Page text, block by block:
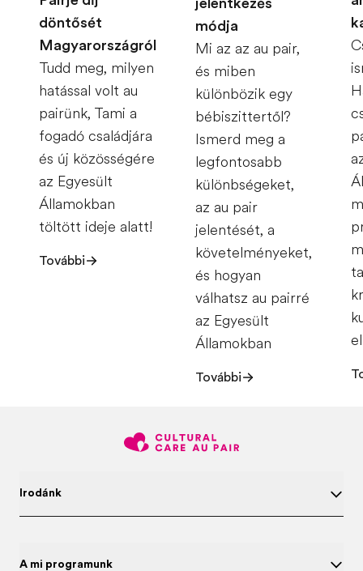
döntősét
Magyarországról
Tudd meg, milyen
hatással volt au
pairünk, Tami a
fogadó családjára
és új közösségére
az Egyesült
Államokban
töltött ideje alatt!
További
jelentkezés
módja
Mi az az au pair,
és miben
különbözik egy
bébiszittertől?
Ismerd meg a
legfontosabb
különbségeket,
az au pair
jelentését, a
követelményeket,
és hogyan
válhatsz au pairré
az Egyesült
Államokban
További
Irodánk
A mi programunk